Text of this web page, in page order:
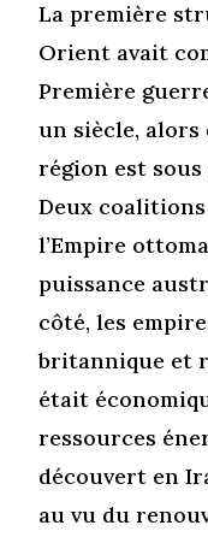
La première
Orient avait
Première
un siècle,
région est
Deux coalitions
l’Empire
puissance
côté, les
britannique et
était
ressources
découvert en
au vu du